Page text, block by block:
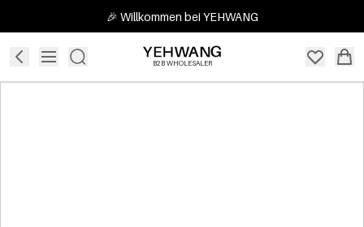
🎉 Willkommen bei YEHWANG
B2B WHOLESALER